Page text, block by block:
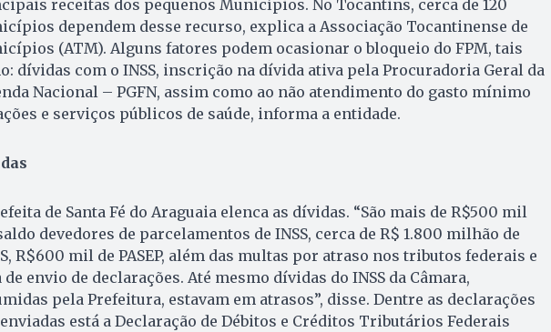
receitas dos pequenos Municípios. No Tocantins, cerca de 120
dependem desse recurso, explica a Associação Tocantinense de
(ATM). Alguns fatores podem ocasionar o bloqueio do FPM, tais
dívidas com o INSS, inscrição na dívida ativa pela Procuradoria Geral da
Nacional – PGFN, assim como ao não atendimento do gasto mínimo
e serviços públicos de saúde, informa a entidade.
de Santa Fé do Araguaia elenca as dívidas. “São mais de R$500 mil
devedores de parcelamentos de INSS, cerca de R$ 1.800 milhão de
R$600 mil de PASEP, além das multas por atraso nos tributos federais e
envio de declarações. Até mesmo dívidas do INSS da Câmara,
pela Prefeitura, estavam em atrasos”, disse. Dentre as declarações
está a Declaração de Débitos e Créditos Tributários Federais